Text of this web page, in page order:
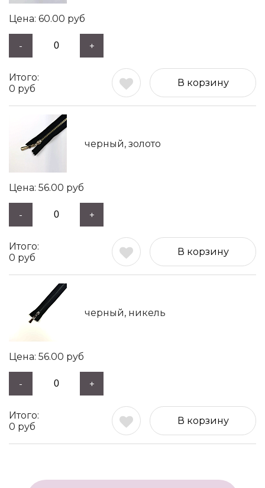
60.00 руб
- +
0 руб
В корзину
черный, золото
56.00 руб
- +
0 руб
В корзину
черный, никель
56.00 руб
- +
0 руб
В корзину